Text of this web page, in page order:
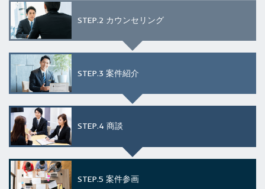
STEP.2 カウンセリング
STEP.3 案件紹介
STEP.4 商談
STEP.5 案件参画